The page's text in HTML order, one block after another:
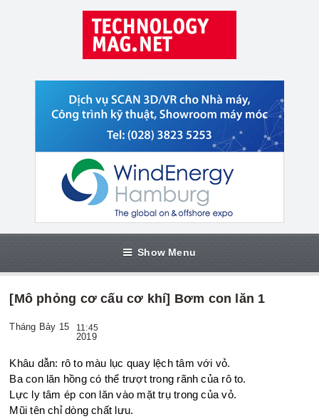
Show Menu
[Mô phỏng cơ cấu cơ khí] Bơm con lăn 1
Tháng Bảy 15 11:45
2019
Khâu dẫn: rô to màu lục quay lệch tâm với vỏ.
Ba con lăn hồng có thể trượt trong rãnh của rô to.
Lực ly tâm ép con lăn vào mặt trụ trong của vỏ.
Mũi tên chỉ dòng chất lưu.